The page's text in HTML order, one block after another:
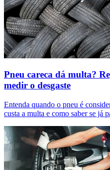
Pneu careca dá multa?
medir o desgaste
Entenda quando o pneu é
custa a multa e como saber se já